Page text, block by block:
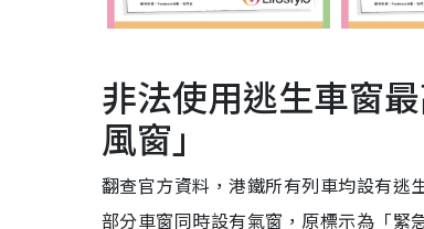
非法使用逃生車窗
風窗」
翻查官方資料，港鐵所有列車均設有逃
部分車窗同時設有氣窗，原標示為「緊